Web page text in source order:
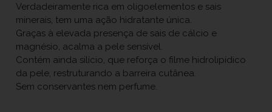
Verdadeiramente rica em oligoelementos e sais
minerais, tem uma ação hidratante única.
Graças à elevada presença de sais de cálcio e
magnésio, acalma a pele sensível.
Contém ainda silício, que reforça o filme hidrolipídico
da pele, restruturando a barreira cutânea.
Sem conservantes nem perfume.